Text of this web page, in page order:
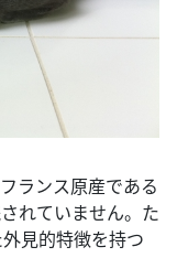
ランス原産である
れていません。た
見的特徴を持つ